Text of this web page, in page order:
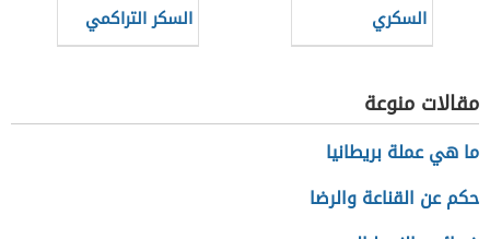
السكري
السكر التراكمي
للحامل
مقالات منوعة
ما هي عملة بريطانيا
حكم عن القناعة والرضا